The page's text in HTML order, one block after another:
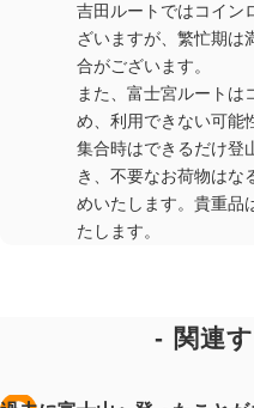
吉田ルートではコイン
ざいますが、繁忙期は
合がございます。
また、富士宮ルートは
め、利用できない可能
集合時はできるだけ登
き、不要なお荷物はな
めいたします。貴重品
たします。
関連